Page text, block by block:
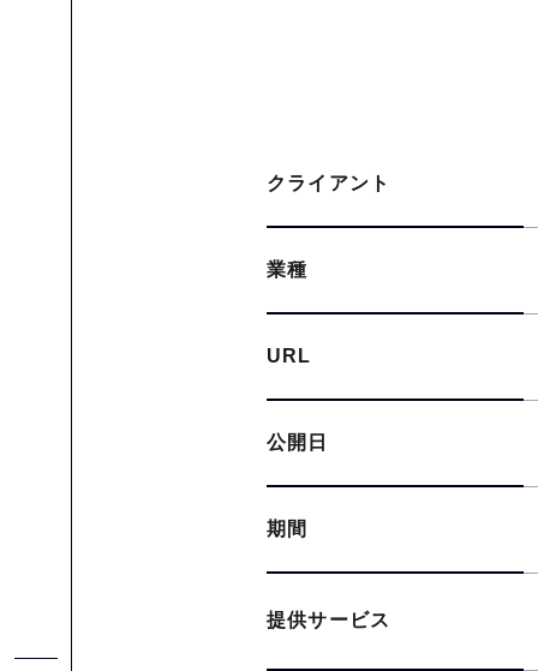
クライアント
業種
URL
公開日
期間
提供サービス